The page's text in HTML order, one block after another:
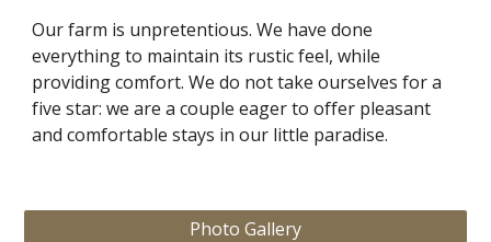
Our farm is unpretentious. We have done
everything to maintain its rustic feel, while
providing comfort. We do not take ourselves for a
five star: we are a couple eager to offer pleasant
and comfortable stays in our little paradise.
Photo Gallery